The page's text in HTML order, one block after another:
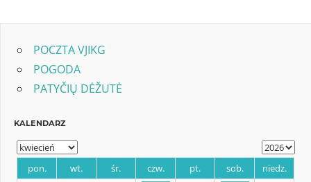
POCZTA VJIKG
POGODA
PATYČIŲ DĖŽUTĖ